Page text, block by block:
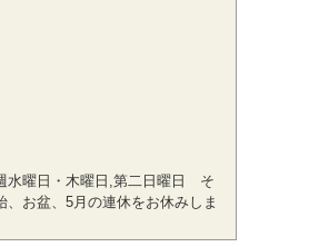
曜日・木曜日,第二日曜日 そ
、お盆、5月の連休をお休みしま